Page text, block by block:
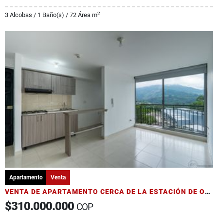
3 Alcobas / 1 Baño(s) / 72 Área m2
Apartamento Venta
VENTA DE APARTAMENTO CERCA DE LA ESTACIÓN DE ORO NEGRO
$310.000.000 COP